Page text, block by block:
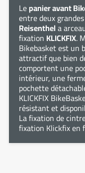
Lepanier avant
entre deux
Reisenthela
fixation KLICKFIX.
Bikebasket est un
attractif que bien
comportent une
intérieur, une
pochette
KLICKFIX
résistant et
La fixation de
fixation Klickfix en